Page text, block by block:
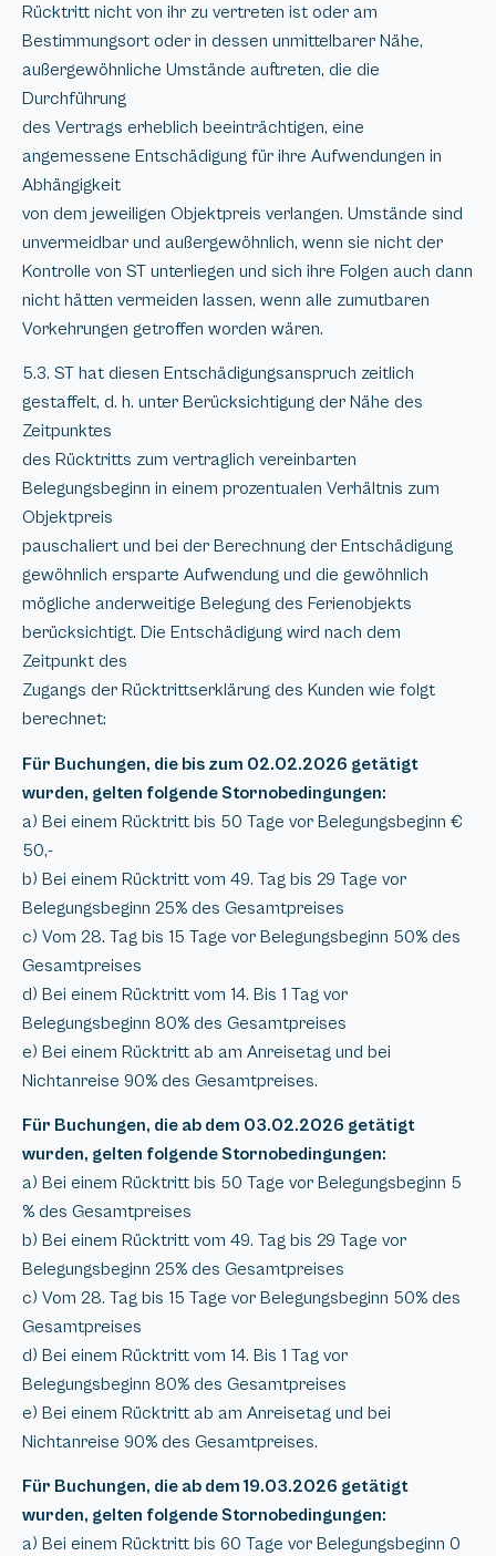
Rücktritt nicht von ihr zu vertreten ist oder am
Bestimmungsort oder in dessen unmittelbarer Nähe,
außergewöhnliche Umstände auftreten, die die
Durchführung
des Vertrags erheblich beeinträchtigen, eine
angemessene Entschädigung für ihre Aufwendungen in
Abhängigkeit
von dem jeweiligen Objektpreis verlangen. Umstände sind
unvermeidbar und außergewöhnlich, wenn sie nicht der
Kontrolle von ST unterliegen und sich ihre Folgen auch dann
nicht hätten vermeiden lassen, wenn alle zumutbaren
Vorkehrungen getroffen worden wären.
5.3. ST hat diesen Entschädigungsanspruch zeitlich
gestaffelt, d. h. unter Berücksichtigung der Nähe des
Zeitpunktes
des Rücktritts zum vertraglich vereinbarten
Belegungsbeginn in einem prozentualen Verhältnis zum
Objektpreis
pauschaliert und bei der Berechnung der Entschädigung
gewöhnlich ersparte Aufwendung und die gewöhnlich
mögliche anderweitige Belegung des Ferienobjekts
berücksichtigt. Die Entschädigung wird nach dem
Zeitpunkt des
Zugangs der Rücktrittserklärung des Kunden wie folgt
berechnet:
Für Buchungen, die bis zum 02.02.2026 getätigt
wurden, gelten folgende Stornobedingungen:
a) Bei einem Rücktritt bis 50 Tage vor Belegungsbeginn €
50,-
b) Bei einem Rücktritt vom 49. Tag bis 29 Tage vor
Belegungsbeginn 25% des Gesamtpreises
c) Vom 28. Tag bis 15 Tage vor Belegungsbeginn 50% des
Gesamtpreises
d) Bei einem Rücktritt vom 14. Bis 1 Tag vor
Belegungsbeginn 80% des Gesamtpreises
e) Bei einem Rücktritt ab am Anreisetag und bei
Nichtanreise 90% des Gesamtpreises.
Für Buchungen, die ab dem 03.02.2026 getätigt
wurden, gelten folgende Stornobedingungen:
a) Bei einem Rücktritt bis 50 Tage vor Belegungsbeginn 5
% des Gesamtpreises
b) Bei einem Rücktritt vom 49. Tag bis 29 Tage vor
Belegungsbeginn 25% des Gesamtpreises
c) Vom 28. Tag bis 15 Tage vor Belegungsbeginn 50% des
Gesamtpreises
d) Bei einem Rücktritt vom 14. Bis 1 Tag vor
Belegungsbeginn 80% des Gesamtpreises
e) Bei einem Rücktritt ab am Anreisetag und bei
Nichtanreise 90% des Gesamtpreises.
Für Buchungen, die ab dem 19.03.2026 getätigt
wurden, gelten folgende Stornobedingungen:
a) Bei einem Rücktritt bis 60 Tage vor Belegungsbeginn 0